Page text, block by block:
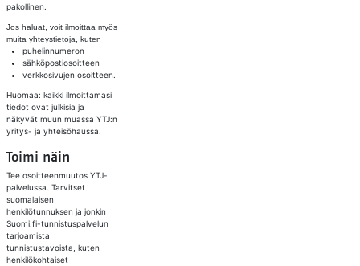
pakollinen.
Jos haluat, voit ilmoittaa myös
muita yhteystietoja, kuten
puhelinnumeron
sähköpostiosoitteen
verkkosivujen osoitteen.
Huomaa: kaikki ilmoittamasi
tiedot ovat julkisia ja
näkyvät muun muassa YTJ:n
yritys- ja yhteisöhaussa.
Toimi näin
Tee osoitteenmuutos YTJ-
palvelussa. Tarvitset
suomalaisen
henkilötunnuksen ja jonkin
Suomi.fi-tunnistuspalvelun
tarjoamista
tunnistustavoista, kuten
henkilökohtaiset